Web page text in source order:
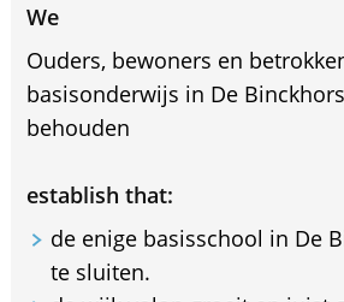
We
Ouders, bewoners en
basisonderwijs in De
behouden
establish that:
de enige basisschool in De
te sluiten.